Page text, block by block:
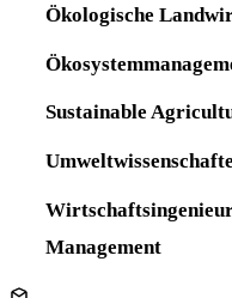
Ökologische
Sustainable
Management